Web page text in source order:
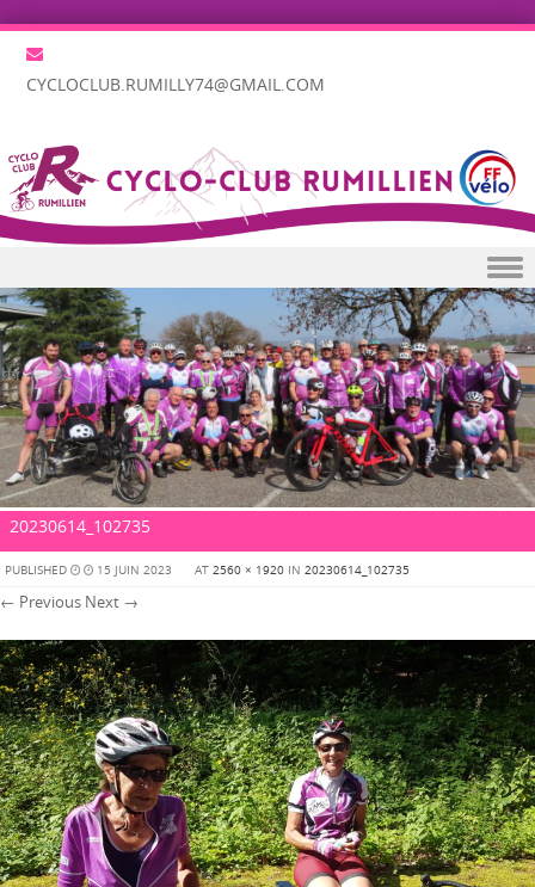
CYCLOCLUB.RUMILLY74@GMAIL.COM
Skip to content
20230614_102735
PUBLISHED 15 JUIN 2023 AT 2560 × 1920 IN 20230614_102735
← Previous Next →